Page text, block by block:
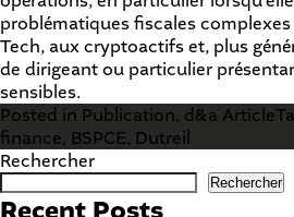
problématiques fiscales complexes
Tech, aux cryptoactifs et, plus
de dirigeant ou particulier
sensibles.
Posted in Publication, d&a Article
finance, BSPCE, Dutreil
Rechercher
Rechercher